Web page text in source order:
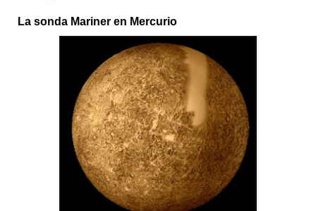
La sonda Mariner en Mercurio